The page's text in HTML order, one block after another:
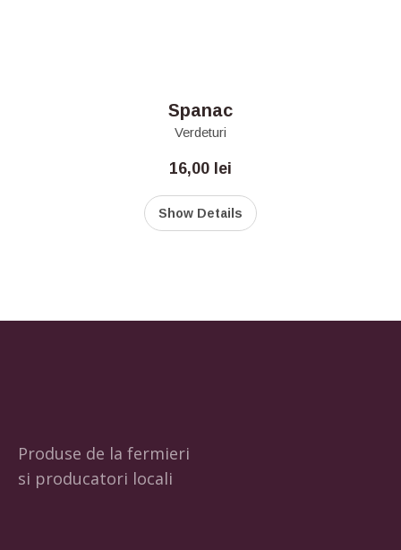
Spanac
Verdeturi
16,00 lei
Show Details
Produse de la fermieri
si producatori locali